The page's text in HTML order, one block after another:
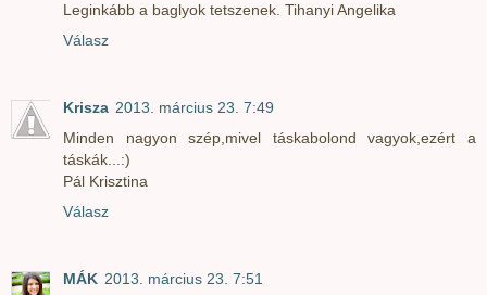
Leginkább a baglyok tetszenek. Tihanyi Angelika
Válasz
Krisza 2013. március 23. 7:49
Minden nagyon szép,mivel táskabolond vagyok,ezért a
táskák...:)
Pál Krisztina
Válasz
MÁK 2013. március 23. 7:51